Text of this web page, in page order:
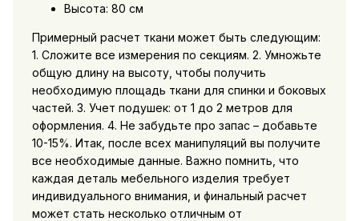
Высота: 80 см
Примерный расчет ткани может быть следующим:
1. Сложите все измерения по секциям. 2. Умножьте
общую длину на высоту, чтобы получить
необходимую площадь ткани для спинки и боковых
частей. 3. Учет подушек: от 1 до 2 метров для
оформления. 4. Не забудьте про запас – добавьте
10-15%. Итак, после всех манипуляций вы получите
все необходимые данные. Важно помнить, что
каждая деталь мебельного изделия требует
индивидуального внимания, и финальный расчет
может стать несколько отличным от